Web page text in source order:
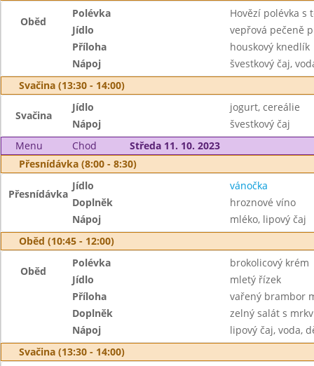
Oběd
Polévka
Hovězí polévka s
Jídlo
vepřová pečeně
Příloha
houskový knedlík
Nápoj
švestkový čaj,
Svačina (13:30 - 14:00)
Svačina
Jídlo
jogurt, cereálie
Nápoj
švestkový čaj
Menu
Chod
Středa 11. 10. 2023
Přesnídávka (8:00 - 8:30)
Přesnídávka
Jídlo
vánočka
Doplněk
hroznové víno
Nápoj
mléko, lipový čaj
Oběd (10:45 - 12:00)
Oběd
Polévka
brokolicový krém
Jídlo
mletý řízek
Příloha
vařený brambor
Doplněk
zelný salát s
Nápoj
lipový čaj, voda,
Svačina (13:30 - 14:00)